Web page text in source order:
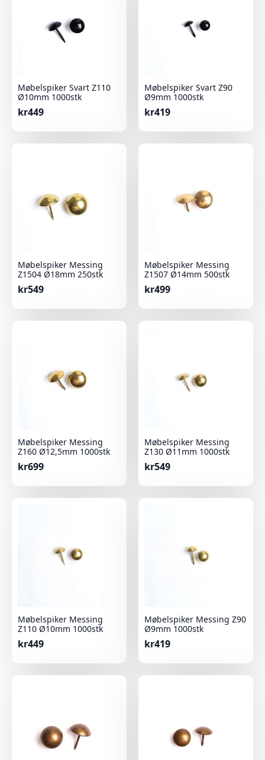
Møbelspiker Svart Z110
Ø10mm 1000stk
kr449
Møbelspiker Svart Z90
Ø9mm 1000stk
kr419
Møbelspiker Messing
Z1504 Ø18mm 250stk
kr549
Møbelspiker Messing
Z1507 Ø14mm 500stk
kr499
Møbelspiker Messing
Z160 Ø12,5mm 1000stk
kr699
Møbelspiker Messing
Z130 Ø11mm 1000stk
kr549
Møbelspiker Messing
Z110 Ø10mm 1000stk
kr449
Møbelspiker Messing Z90
Ø9mm 1000stk
kr419